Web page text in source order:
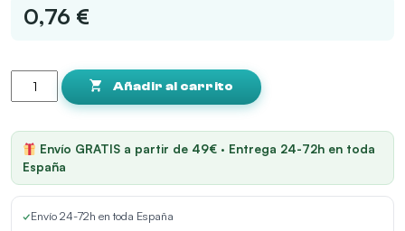
0,76 €
Spirit
Snack
Para
Gatos
cantidad
Añadir al carrito
Envío GRATIS a partir de 49€ · Entrega 24-72h en toda
España
✓Envío 24-72h en toda España